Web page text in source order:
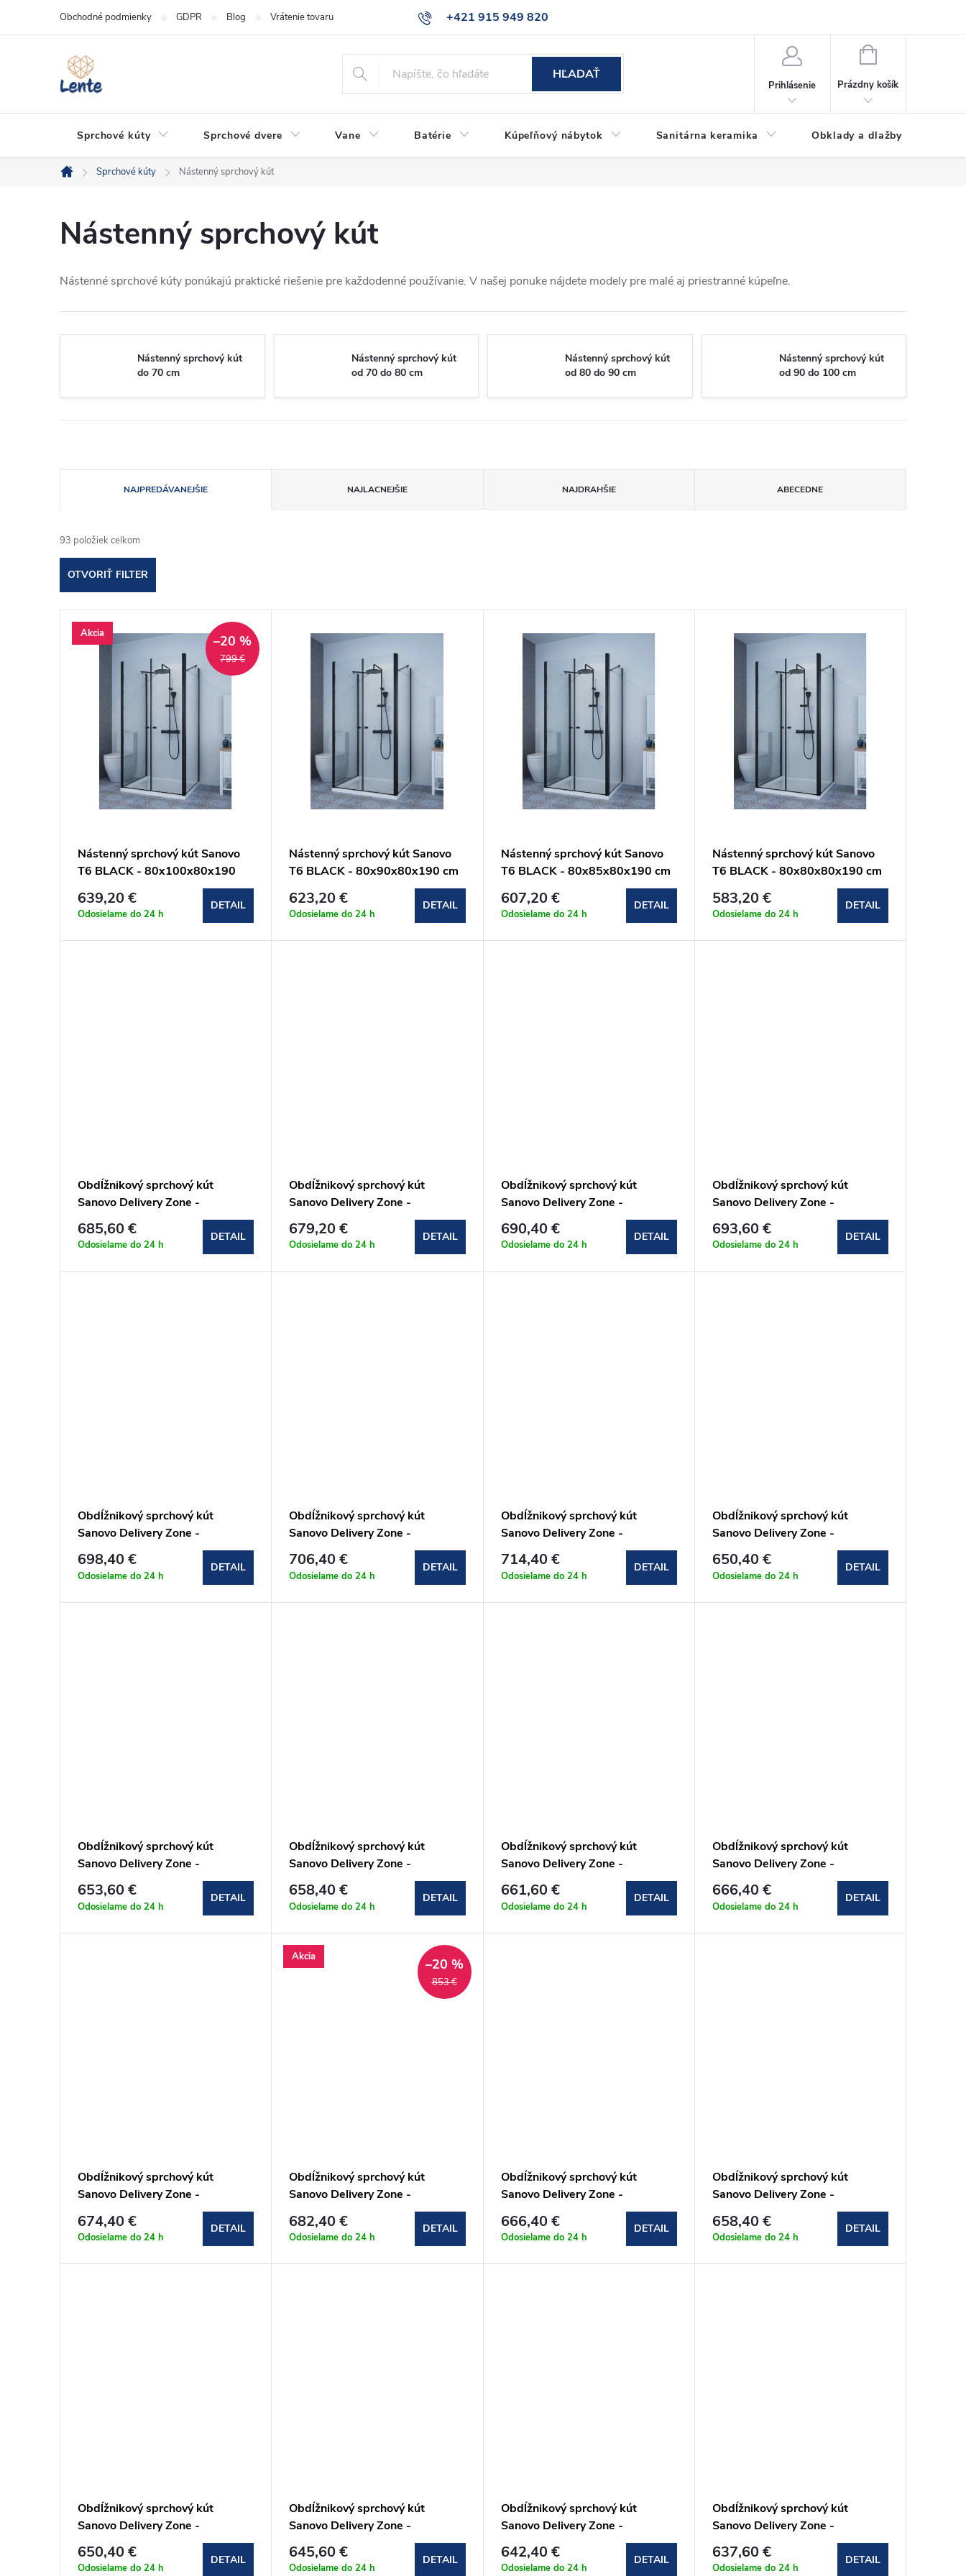
+421 915 949 820
Obchodné podmienky GDPR Blog Vrátenie tovaru
HĽADAŤ
Prihlásenie
NÁKUPNÝ
Prázdny košík
Sprchové kúty Sprchové dvere Vane Batérie Kúpeľňový nábytok Sanitárna keramika Obklady a dlažby
Domov
Sprchové kúty Nástenný sprchový kút
Nástenný sprchový kút
Nástenné sprchové kúty ponúkajú praktické riešenie pre každodenné používanie. V našej ponuke nájdete modely pre malé aj priestranné kúpeľne.
Nástenný sprchový kút
do 70 cm
Nástenný sprchový kút
od 70 do 80 cm
Nástenný sprchový kút
od 80 do 90 cm
Nástenný sprchový kút
od 90 do 100 cm
a
d
e
n
t
NAJPREDÁVANEJŠIE NAJLACNEJŠIE NAJDRAHŠIE ABECEDNE
93 položiek celkom
OTVORIŤ FILTER
V
u
Akcia
799 €
–20 %
Nástenný sprchový kút Sanovo
T6 BLACK - 80x100x80x190
639,20 €
Odosielame do 24 h
DETAIL
Nástenný sprchový kút Sanovo
T6 BLACK - 80x90x80x190 cm
623,20 €
Odosielame do 24 h
DETAIL
Nástenný sprchový kút Sanovo
T6 BLACK - 80x85x80x190 cm
607,20 €
Odosielame do 24 h
DETAIL
Nástenný sprchový kút Sanovo
T6 BLACK - 80x80x80x190 cm
583,20 €
Odosielame do 24 h
DETAIL
Obdĺžnikový sprchový kút
Sanovo Delivery Zone -
100x105x100x190 cm
(DELZ_100105100C)
685,60 €
Odosielame do 24 h
DETAIL
Obdĺžnikový sprchový kút
Sanovo Delivery Zone -
100x90x100x190 cm
(DELZ_10090100C)
679,20 €
Odosielame do 24 h
DETAIL
Obdĺžnikový sprchový kút
Sanovo Delivery Zone -
100x110x100x190 cm
(DELZ_100110100C)
690,40 €
Odosielame do 24 h
DETAIL
Obdĺžnikový sprchový kút
Sanovo Delivery Zone -
100x115x100x190 cm
(DELZ_100115100C)
693,60 €
Odosielame do 24 h
DETAIL
Obdĺžnikový sprchový kút
Sanovo Delivery Zone -
100x120x100x190 cm
(DELZ_100120100C)
698,40 €
Odosielame do 24 h
DETAIL
Obdĺžnikový sprchový kút
Sanovo Delivery Zone -
100x125x100x190 cm
(DELZ_100125100C)
706,40 €
Odosielame do 24 h
DETAIL
Obdĺžnikový sprchový kút
Sanovo Delivery Zone -
100x130x100x190 cm
(DELZ_100130100C)
714,40 €
Odosielame do 24 h
DETAIL
Obdĺžnikový sprchový kút
Sanovo Delivery Zone -
90x100x90x190 cm
(DELZ_9010090C)
650,40 €
Odosielame do 24 h
DETAIL
Obdĺžnikový sprchový kút
Sanovo Delivery Zone -
90x105x90x190 cm
(DELZ_9010590C)
653,60 €
Odosielame do 24 h
DETAIL
Obdĺžnikový sprchový kút
Sanovo Delivery Zone -
90x110x90x190 cm
(DELZ_9011090C)
658,40 €
Odosielame do 24 h
DETAIL
Obdĺžnikový sprchový kút
Sanovo Delivery Zone -
90x115x90x190 cm
(DELZ_9011590C)
661,60 €
Odosielame do 24 h
DETAIL
Obdĺžnikový sprchový kút
Sanovo Delivery Zone -
90x120x90x190 cm
(DELZ_9012090C)
666,40 €
Odosielame do 24 h
DETAIL
Obdĺžnikový sprchový kút
Sanovo Delivery Zone -
(DELZ_9012590C)
674,40 €
Odosielame do 24 h
DETAIL
Akcia
853 €
–20 %
Obdĺžnikový sprchový kút
Sanovo Delivery Zone -
(DELZ_9013090C)
682,40 €
Odosielame do 24 h
DETAIL
Obdĺžnikový sprchový kút
Sanovo Delivery Zone -
(DELZ_8013080C)
666,40 €
Odosielame do 24 h
DETAIL
Obdĺžnikový sprchový kút
Sanovo Delivery Zone -
(DELZ_8012580C)
658,40 €
Odosielame do 24 h
DETAIL
Obdĺžnikový sprchový kút
Sanovo Delivery Zone -
80x120x80x190 cm
(DELZ_8012080C)
650,40 €
Odosielame do 24 h
DETAIL
Obdĺžnikový sprchový kút
Sanovo Delivery Zone -
80x115x80x190 cm
(DELZ_8011580C)
645,60 €
Odosielame do 24 h
DETAIL
Obdĺžnikový sprchový kút
Sanovo Delivery Zone -
80x110x80x190 cm
(DELZ_8011080C)
642,40 €
Odosielame do 24 h
DETAIL
Obdĺžnikový sprchový kút
Sanovo Delivery Zone -
80x105x80x190 cm
(DELZ_8010580C)
637,60 €
Odosielame do 24 h
DETAIL